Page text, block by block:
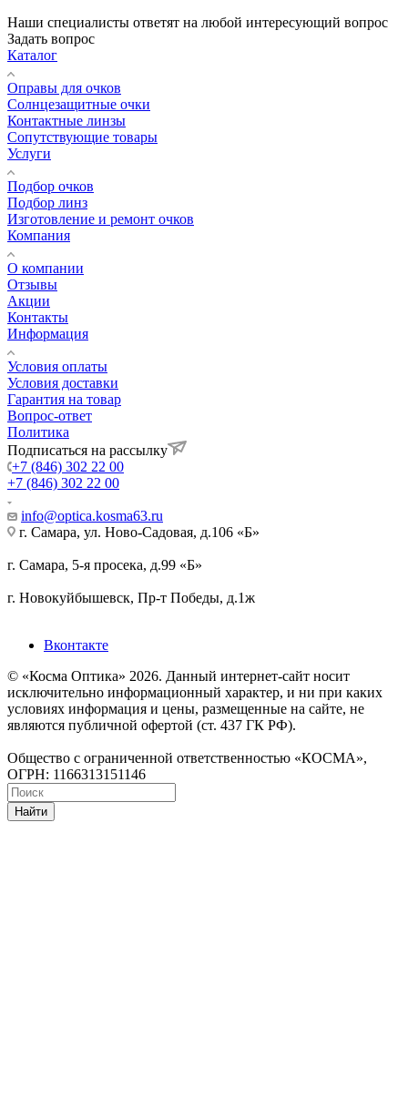
Наши специалисты ответят на любой интересующий вопрос
Задать вопрос
Каталог
Оправы для очков
Солнцезащитные очки
Контактные линзы
Сопутствующие товары
Услуги
Подбор очков
Подбор линз
Изготовление и ремонт очков
Компания
О компании
Отзывы
Акции
Контакты
Информация
Условия оплаты
Условия доставки
Гарантия на товар
Вопрос-ответ
Политика
Подписаться на рассылку
+7 (846) 302 22 00
+7 (846) 302 22 00
info@optica.kosma63.ru
г. Самара, ул. Ново-Садовая, д.106 «Б»
г. Самара, 5-я просека, д.99 «Б»
г. Новокуйбышевск, Пр-т Победы, д.1ж
Вконтакте
© «Косма Оптика» 2026. Данный интернет-сайт носит
исключительно информационный характер, и ни при каких
условиях информация и цены, размещенные на сайте, не
являются публичной офертой (ст. 437 ГК РФ).
Общество с ограниченной ответственностью «КОСМА»,
ОГРН: 1166313151146
Найти